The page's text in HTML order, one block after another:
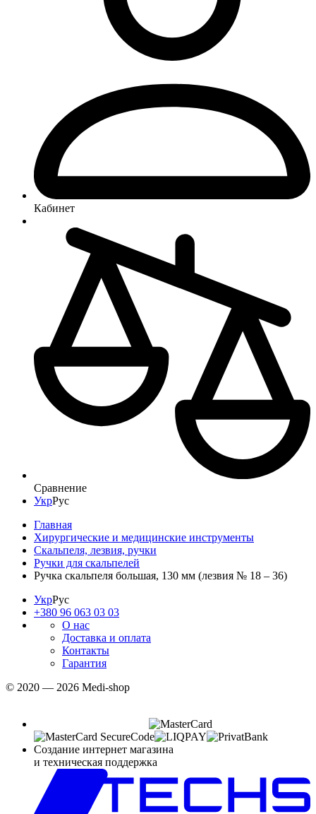
Кабинет
Сравнение
УкрРус
Главная
Хирургические и медицинские инструменты
Скальпеля, лезвия, ручки
Ручки для скальпелей
Ручка скальпеля большая, 130 мм (лезвия № 18 – 36)
УкрРус
+380 96 063 03 03
О нас
Доставка и оплата
Контакты
Гарантия
© 2020 — 2026 Medi-shop
Создание интернет магазина
и техническая поддержка